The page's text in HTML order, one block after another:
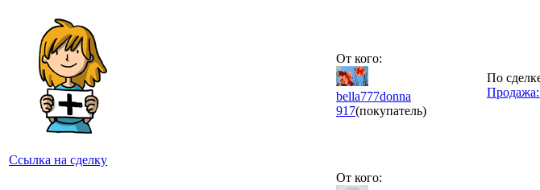
Ссылка на сделку
От кого:
bella777donna
917(покупатель)
По
От кого: